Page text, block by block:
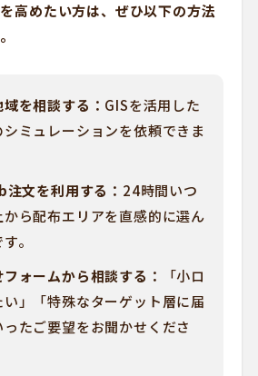
高めたい方は、ぜひ以下の方法
を相談する： GISを活用した
ミュレーションを依頼できま
文を利用する： 24時間いつ
ら配布エリアを直感的に選ん
。
ォームから相談する：
「小ロ
い」「特殊なターゲット層に届
たご要望をお聞かせくださ